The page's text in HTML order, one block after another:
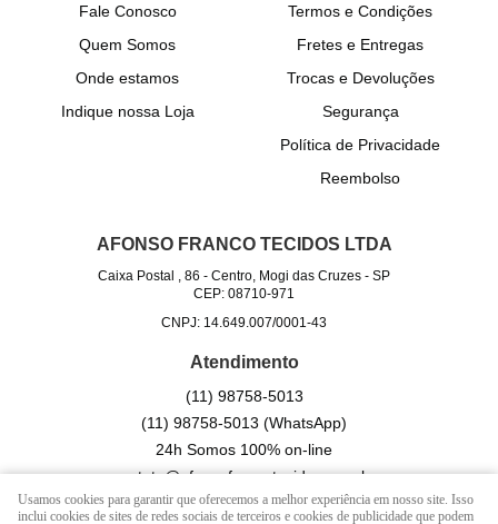
Fale Conosco
Quem Somos
Onde estamos
Indique nossa Loja
Termos e Condições
Fretes e Entregas
Trocas e Devoluções
Segurança
Política de Privacidade
Reembolso
AFONSO FRANCO TECIDOS LTDA
Caixa Postal , 86 -Centro, Mogi das Cruzes -SP
CEP: 08710-971
CNPJ: 14.649.007/0001-43
Atendimento
(11) 98758-5013
(11) 98758-5013(WhatsApp)
24h Somos 100% on-line
contato@afonsofrancotecidos.com.br
Usamos cookies para garantir que oferecemos a melhor experiência em nosso site. Isso
inclui cookies de sites de redes sociais de terceiros e cookies de publicidade que podem